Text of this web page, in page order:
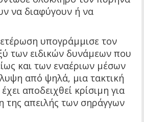
να διαφύγουν ή να
υπογράμμισε τον
των ειδικών δυνάμεων που
και των εναέριων μέσων
από ψηλά, μια τακτική
αποδειχθεί κρίσιμη για
της απειλής των σηράγγων